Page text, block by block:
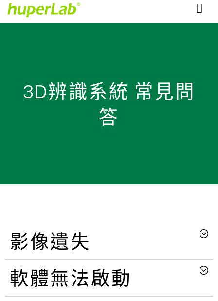
3D辨識系統 常見問
答
影像遺失
軟體無法啟動